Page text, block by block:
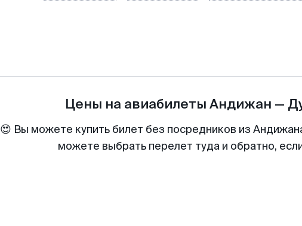
Цены на авиабилеты Андижан —
😍 Вы можете купить билет без посредников из
можете выбрать перелет туда и обратно,